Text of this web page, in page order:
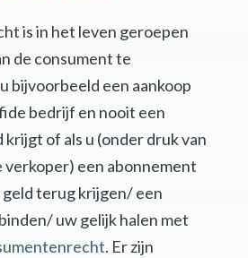
is in het leven geroepen
de consument te
bijvoorbeeld een aankoop
bedrijf en nooit een
of als u (onder druk van
een abonnement
terug krijgen/ een
uw gelijk halen met
. Er zijn